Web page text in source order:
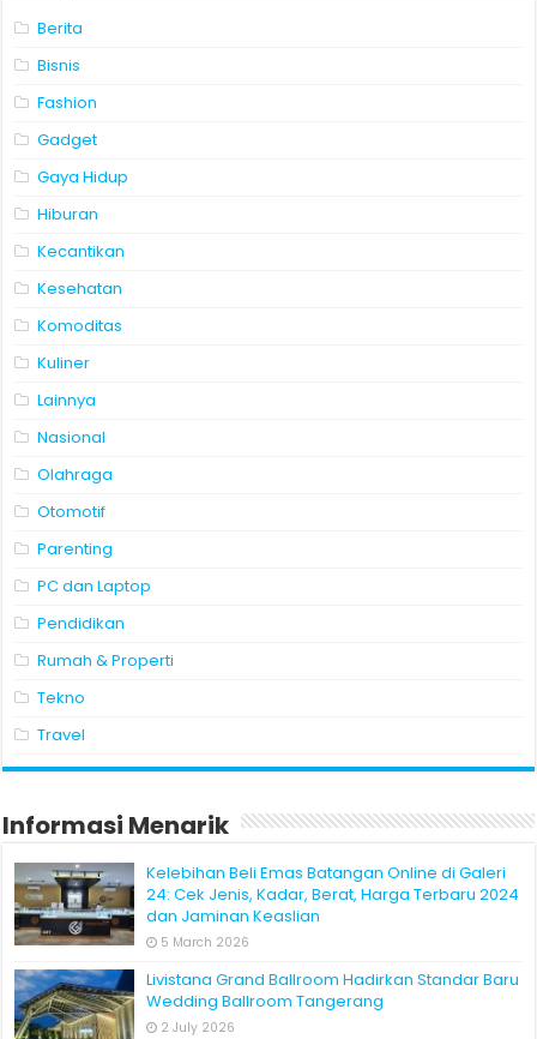
Berita
Bisnis
Fashion
Gadget
Gaya Hidup
Hiburan
Kecantikan
Kesehatan
Komoditas
Kuliner
Lainnya
Nasional
Olahraga
Otomotif
Parenting
PC dan Laptop
Pendidikan
Rumah & Properti
Tekno
Travel
Informasi Menarik
Kelebihan Beli Emas Batangan Online di Galeri
24: Cek Jenis, Kadar, Berat, Harga Terbaru 2024
dan Jaminan Keaslian
5 March 2026
Livistana Grand Ballroom Hadirkan Standar Baru
Wedding Ballroom Tangerang
2 July 2026